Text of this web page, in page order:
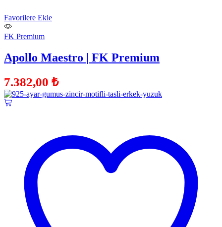
Favorilere Ekle
FK Premium
Apollo Maestro | FK Premium
7.382,00 ₺